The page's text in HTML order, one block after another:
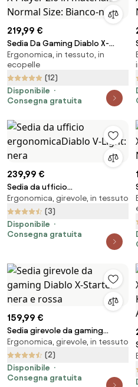
219,99 €
Sedia Da Gaming Diablo X-
Player 2.0 in materiale Normal
Size: Bianco-nero
Ergonomica, in tessuto, in
ecopelle
(12)
Disponibile
Consegna gratuita
239,99 €
Sedia da ufficio
ergonomicaDiablo V-Light: nera
Ergonomica, girevole, in tessuto
(3)
Disponibile
Consegna gratuita
159,99 €
Sedia girevole da gaming
Diablo X-Starter nera e rossa
Ergonomica, girevole, in tessuto
(2)
Disponibile
Consegna gratuita